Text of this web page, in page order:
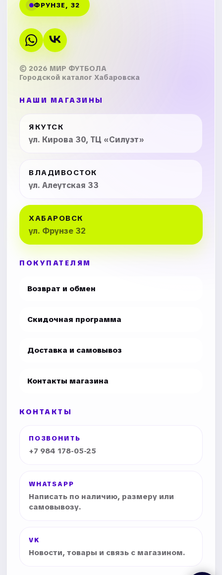
ФРУНЗЕ, 32
© 2026 МИР ФУТБОЛА
Городской каталог Хабаровска
НАШИ МАГАЗИНЫ
ЯКУТСК
ул. Кирова 30, ТЦ «Силуэт»
ВЛАДИВОСТОК
ул. Алеутская 33
ХАБАРОВСК
ул. Фрунзе 32
ПОКУПАТЕЛЯМ
Возврат и обмен
Скидочная программа
Доставка и самовывоз
Контакты магазина
КОНТАКТЫ
ПОЗВОНИТЬ
+7 984 178-05-25
WHATSAPP
Написать по наличию, размеру или
самовывозу.
VK
Новости, товары и связь с магазином.